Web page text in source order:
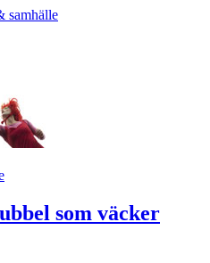
som väcker